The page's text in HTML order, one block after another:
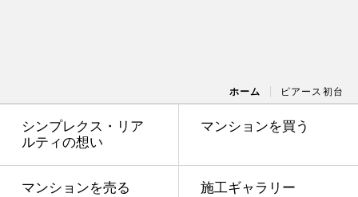
ホーム ピアース初台
シンプレクス・リア
ルティの想い
マンションを買う
マンションを売る 施工ギャラリー